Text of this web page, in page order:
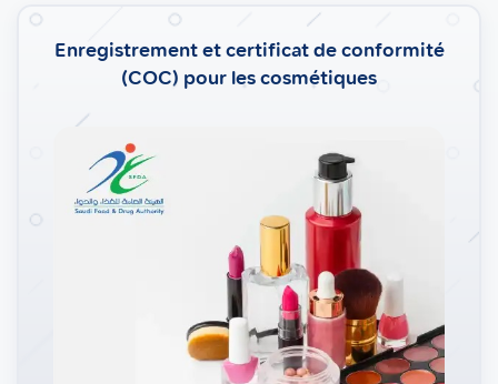
Enregistrement et certificat de conformité
(COC) pour les cosmétiques